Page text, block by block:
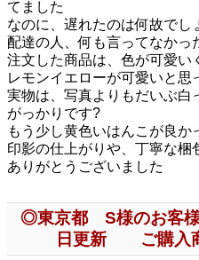
てました
なのに、遅れたのは何故でし
配達の人、何も言ってなかっ
注文した商品は、色が可愛い
レモンイエローが可愛いと思
実物は、写真よりもだいぶ白
がっかりです?
もう少し黄色いはんこが良か
印影の仕上がりや、丁寧な梱
ありがとうございました
◎東京都 S様のお客
日更新 ご購入